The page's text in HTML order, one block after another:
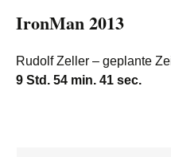
IronMan 2013
Rudolf Zeller – geplante
9 Std. 54 min. 41 sec.